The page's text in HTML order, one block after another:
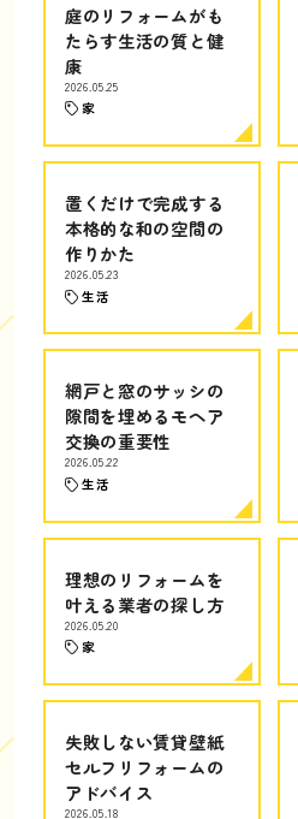
庭のリフォームがも
たらす生活の質と健
康
2026.05.25
家
置くだけで完成する
本格的な和の空間の
作りかた
2026.05.23
生活
網戸と窓のサッシの
隙間を埋めるモヘア
交換の重要性
2026.05.22
生活
理想のリフォームを
叶える業者の探し方
2026.05.20
家
失敗しない賃貸壁紙
セルフリフォームの
アドバイス
2026.05.18